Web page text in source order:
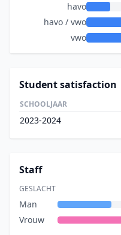
havo
havo / vwo
vwo
Student satisfaction
SCHOOLJAAR
2023-2024
Staff
GESLACHT
Man
Vrouw